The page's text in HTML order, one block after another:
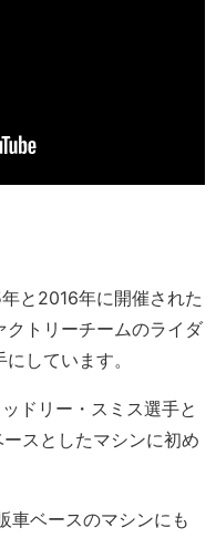
と2016年に開催された
トリーチームのライダ
しています。
ドリー・スミス選手と
スとしたマシンに初め
車ベースのマシンにも